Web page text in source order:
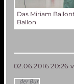
2
02.06.2016 20:26